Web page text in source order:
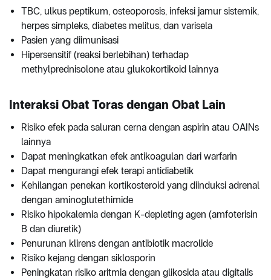
TBC, ulkus peptikum, osteoporosis, infeksi jamur sistemik,
herpes simpleks, diabetes melitus, dan varisela
Pasien yang diimunisasi
Hipersensitif (reaksi berlebihan) terhadap
methylprednisolone atau glukokortikoid lainnya
Interaksi Obat Toras dengan Obat Lain
Risiko efek pada saluran cerna dengan aspirin atau OAINs
lainnya
Dapat meningkatkan efek antikoagulan dari warfarin
Dapat mengurangi efek terapi antidiabetik
Kehilangan penekan kortikosteroid yang diinduksi adrenal
dengan aminoglutethimide
Risiko hipokalemia dengan K-depleting agen (amfoterisin
B dan diuretik)
Penurunan klirens dengan antibiotik macrolide
Risiko kejang dengan siklosporin
Peningkatan risiko aritmia dengan glikosida atau digitalis